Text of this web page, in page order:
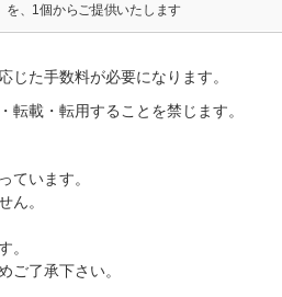
を、1個からご提供いたします
た手数料が必要になります。
載・転用することを禁じます。
ています。
ん。
。
ご了承下さい。